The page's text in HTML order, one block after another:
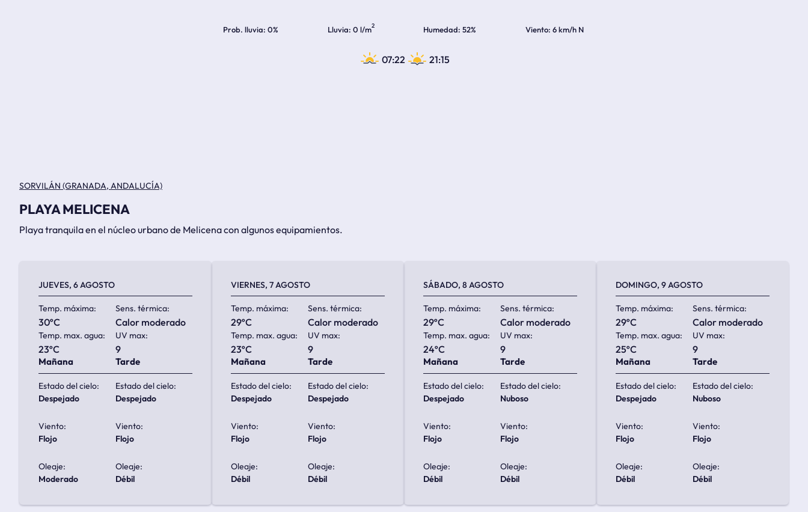
Prob. lluvia 0% Lluvia 0 l/m2 Humedad 52% Viento 6 km/h N
07:22 21:15
SORVILÁN (GRANADA, ANDALUCÍA)
PLAYA MELICENA
Playa tranquila en el núcleo urbano de Melicena con algunos equipamientos.
JUEVES, 6 AGOSTO
Temp. máxima:
30ºC
Sens. térmica:
calor moderado
Temp. max. agua:
23ºC
UV max:
9
Mañana
Estado del cielo:
despejado
Viento:
flojo
Oleaje:
moderado
Tarde
Estado del cielo:
despejado
Viento:
flojo
Oleaje:
débil
VIERNES, 7 AGOSTO
Temp. máxima:
29ºC
Sens. térmica:
calor moderado
Temp. max. agua:
23ºC
UV max:
9
Mañana
Estado del cielo:
despejado
Viento:
flojo
Oleaje:
débil
Tarde
Estado del cielo:
despejado
Viento:
flojo
Oleaje:
débil
SÁBADO, 8 AGOSTO
Temp. máxima:
29ºC
Sens. térmica:
calor moderado
Temp. max. agua:
24ºC
UV max:
9
Mañana
Estado del cielo:
despejado
Viento:
flojo
Oleaje:
débil
Tarde
Estado del cielo:
nuboso
Viento:
flojo
Oleaje:
débil
DOMINGO, 9 AGOSTO
Temp. máxima:
29ºC
Sens. térmica:
calor moderado
Temp. max. agua:
25ºC
UV max:
9
Mañana
Estado del cielo:
despejado
Viento:
flojo
Oleaje:
débil
Tarde
Estado del cielo:
nuboso
Viento:
flojo
Oleaje:
débil